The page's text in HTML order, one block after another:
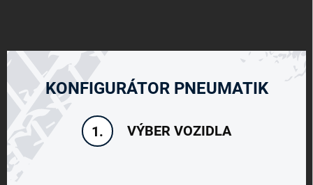
KONFIGURÁTOR PNEUMATIK
1. VÝBER VOZIDLA